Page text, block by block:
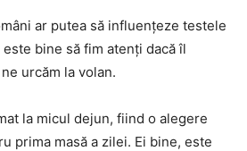
ar putea să influențeze testele
bine să fim atenți dacă îl
urcăm la volan.
la micul dejun, fiind o alegere
prima masă a zilei. Ei bine, este